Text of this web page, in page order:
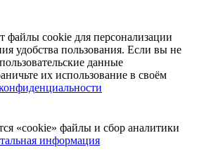
файлы cookie для персонализации
удобства пользования. Если вы не
данные
их использование в своём
«cookie» файлы и сбор аналитики
информация